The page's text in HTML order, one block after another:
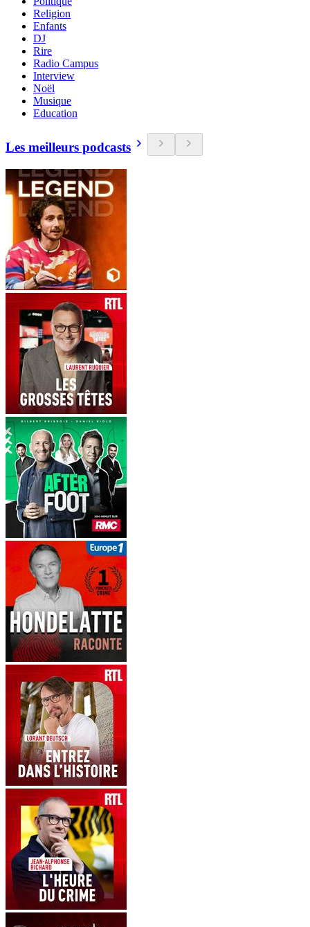
Religion
Enfants
DJ
Rire
Radio Campus
Interview
Noël
Musique
Education
Les meilleurs podcasts